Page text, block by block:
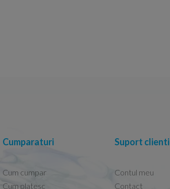
Cumparaturi
Cum cumpar
Cum platesc
Suport clienti
Contul meu
Contact